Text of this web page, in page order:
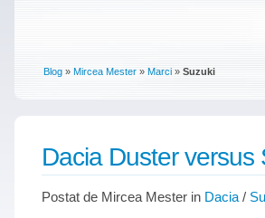
Blog » Mircea Mester » Marci » Suzuki
Dacia Duster versus
Postat de Mircea Mester in Dacia /